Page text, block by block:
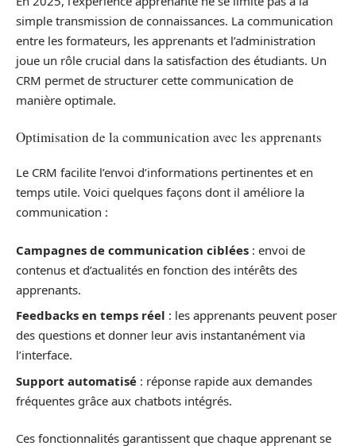
simple transmission de connaissances. La communication
entre les formateurs, les apprenants et l’administration
joue un rôle crucial dans la satisfaction des étudiants. Un
CRM permet de structurer cette communication de
manière optimale.
Optimisation de la communication avec les apprenants
Le CRM facilite l’envoi d’informations pertinentes et en
temps utile. Voici quelques façons dont il améliore la
communication :
Campagnes de communication ciblées : envoi de
contenus et d’actualités en fonction des intérêts des
apprenants.
Feedbacks en temps réel : les apprenants peuvent poser
des questions et donner leur avis instantanément via
l’interface.
Support automatisé : réponse rapide aux demandes
fréquentes grâce aux chatbots intégrés.
Ces fonctionnalités garantissent que chaque apprenant se